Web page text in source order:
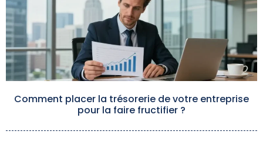
Comment placer la trésorerie de votre entreprise
pour la faire fructifier ?